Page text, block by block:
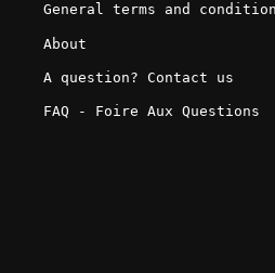
General terms and
About
A question? Contact us
FAQ - Foire Aux Questions